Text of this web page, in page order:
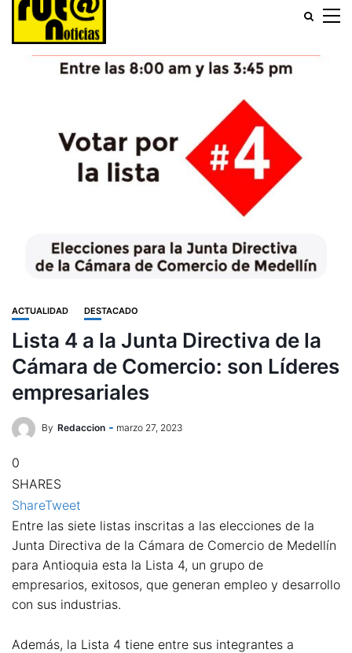
ACTUALIDAD DESTACADO
Lista 4 a la Junta Directiva de la
Cámara de Comercio: son Líderes
empresariales
By Redaccion marzo 27, 2023
0
SHARES
ShareTweet
Entre las siete listas inscritas a las elecciones de la
Junta Directiva de la Cámara de Comercio de Medellín
para Antioquia esta la Lista 4, un grupo de
empresarios, exitosos, que generan empleo y desarrollo
con sus industrias.
Además, la Lista 4 tiene entre sus integrantes a